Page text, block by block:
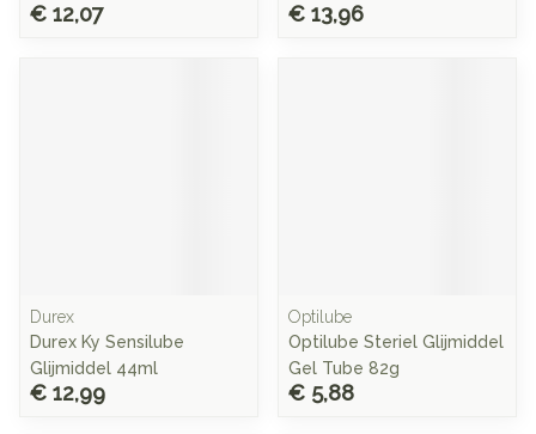
€ 12,07 € 13,96
Durex
Durex Ky Sensilube
Glijmiddel 44ml
€ 12,99
Optilube
Optilube Steriel Glijmiddel
Gel Tube 82g
€ 5,88